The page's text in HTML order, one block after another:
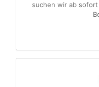
suchen wir ab